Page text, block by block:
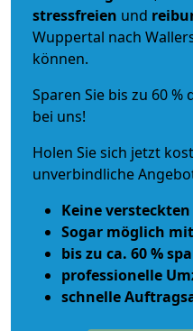
stressfreien und
Wuppertal nach
können.
Sparen Sie bis zu 60
bei uns!
Holen Sie sich jetzt
unverbindliche
Keine
Sogar möglich
bis zu ca. 60 %
professionelle
schnelle